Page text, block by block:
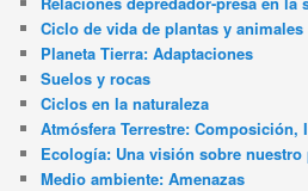
Ciclo de vida de plantas y animales
Planeta Tierra: Adaptaciones
Suelos y rocas
Ciclos en la naturaleza
Atmósfera Terrestre: Composición,
Ecología: Una visión sobre nuestro
Medio ambiente: Amenazas